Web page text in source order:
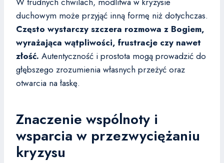
duchowym może przyjąć inną formę niż dotychczas.
Często wystarczy szczera rozmowa z Bogiem,
wyrażająca wątpliwości, frustracje czy nawet
złość. Autentyczność i prostota mogą prowadzić do
głębszego zrozumienia własnych przeżyć oraz
otwarcia na łaskę.
Znaczenie wspólnoty i
wsparcia w przezwyciężaniu
kryzysu